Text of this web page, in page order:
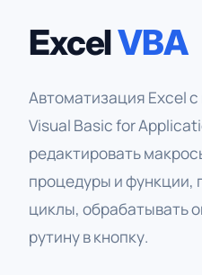
ExcelVBA
Автоматизация Excel
Visual Basic for
редактировать
процедуры и функции,
циклы, обрабатывать
рутину в кнопку.